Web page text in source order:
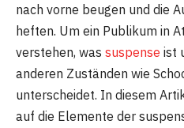
nach vorne beugen und die
heften. Um ein Publikum in
verstehen, was suspense ist
anderen Zuständen wie
unterscheidet. In diesem
auf die Elemente der